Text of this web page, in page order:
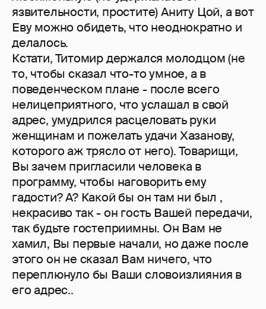
язвительности, простите) Аниту Цой, а вот
Еву можно обидеть, что неоднократно и
делалось.
Кстати, Титомир держался молодцом (не
то, чтобы сказал что-то умное, а в
поведенческом плане - после всего
нелицеприятного, что услашал в свой
адрес, умудрился расцеловать руки
женщинам и пожелать удачи Хазанову,
которого аж трясло от него). Товарищи,
Вы зачем пригласили человека в
программу, чтобы наговорить ему
гадости? А? Какой бы он там ни был ,
некрасиво так - он гость Вашей передачи,
так будьте гостеприимны. Он Вам не
хамил, Вы первые начали, но даже после
этого он не сказал Вам ничего, что
переплюнуло бы Ваши словоизлияния в
его адрес..